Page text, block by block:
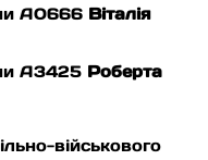
А0666 Віталія
А3425 Роберта
військового